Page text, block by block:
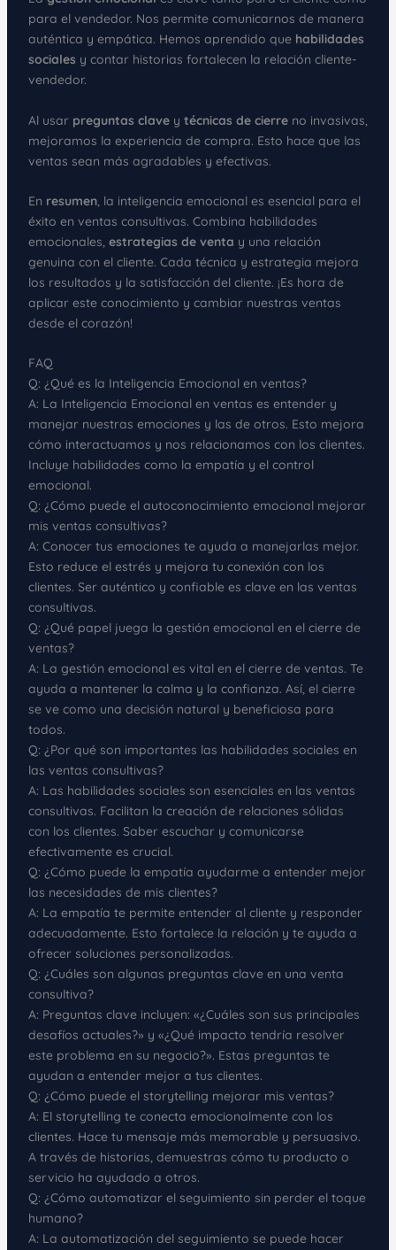
para el vendedor. Nos permite comunicarnos de manera
auténtica y empática. Hemos aprendido que habilidades
sociales y contar historias fortalecen la relación cliente-
vendedor.
Al usar preguntas clavey técnicas de cierreno invasivas,
mejoramos la experiencia de compra. Esto hace que las
ventas sean más agradables y efectivas.
En resumen, la inteligencia emocional es esencial para el
éxito en ventas consultivas. Combina habilidades
emocionales, estrategias de venta y una relación
genuina con el cliente. Cada técnica y estrategia mejora
los resultados y la satisfacción del cliente. ¡Es hora de
aplicar este conocimiento y cambiar nuestras ventas
desde el corazón!
FAQ
Q: ¿Qué es la Inteligencia Emocional en ventas?
A: La Inteligencia Emocional en ventas es entender y
manejar nuestras emociones y las de otros. Esto mejora
cómo interactuamos y nos relacionamos con los clientes.
Incluye habilidades como la empatía y el control
emocional.
Q: ¿Cómo puede el autoconocimiento emocional mejorar
mis ventas consultivas?
A: Conocer tus emociones te ayuda a manejarlas mejor.
Esto reduce el estrés y mejora tu conexión con los
clientes. Ser auténtico y confiable es clave en las ventas
consultivas.
Q: ¿Qué papel juega la gestión emocional en el cierre de
ventas?
A: La gestión emocional es vital en el cierre de ventas. Te
ayuda a mantener la calma y la confianza. Así, el cierre
se ve como una decisión natural y beneficiosa para
todos.
Q: ¿Por qué son importantes las habilidades sociales en
las ventas consultivas?
A: Las habilidades sociales son esenciales en las ventas
consultivas. Facilitan la creación de relaciones sólidas
con los clientes. Saber escuchar y comunicarse
efectivamente es crucial.
Q: ¿Cómo puede la empatía ayudarme a entender mejor
las necesidades de mis clientes?
A: La empatía te permite entender al cliente y responder
adecuadamente. Esto fortalece la relación y te ayuda a
ofrecer soluciones personalizadas.
Q: ¿Cuáles son algunas preguntas clave en una venta
consultiva?
A: Preguntas clave incluyen: «¿Cuáles son sus principales
desafíos actuales?» y «¿Qué impacto tendría resolver
este problema en su negocio?». Estas preguntas te
ayudan a entender mejor a tus clientes.
Q: ¿Cómo puede el storytelling mejorar mis ventas?
A: El storytelling te conecta emocionalmente con los
clientes. Hace tu mensaje más memorable y persuasivo.
A través de historias, demuestras cómo tu producto o
servicio ha ayudado a otros.
Q: ¿Cómo automatizar el seguimiento sin perder el toque
humano?
A: La automatización del seguimiento se puede hacer